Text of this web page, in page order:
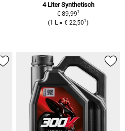
4 Liter Synthetisch
€ 89,991
(1 L = € 22,501 )